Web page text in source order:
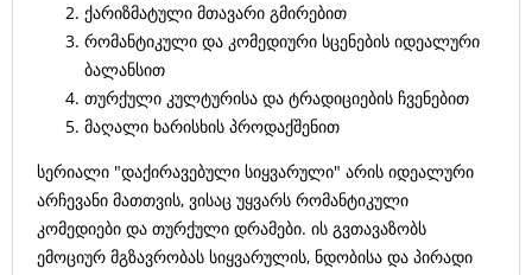
ქარიზმატული მთავარი გმირებით
რომანტიკული და კომედიური სცენების იდეალური
ბალანსით
თურქული კულტურისა და ტრადიციების ჩვენებით
მაღალი ხარისხის პროდაქშენით
სერიალი "დაქირავებული სიყვარული" არის იდეალური
არჩევანი მათთვის, ვისაც უყვარს რომანტიკული
კომედიები და თურქული დრამები. ის გვთავაზობს
ემოციურ მგზავრობას სიყვარულის, ნდობისა და პირადი